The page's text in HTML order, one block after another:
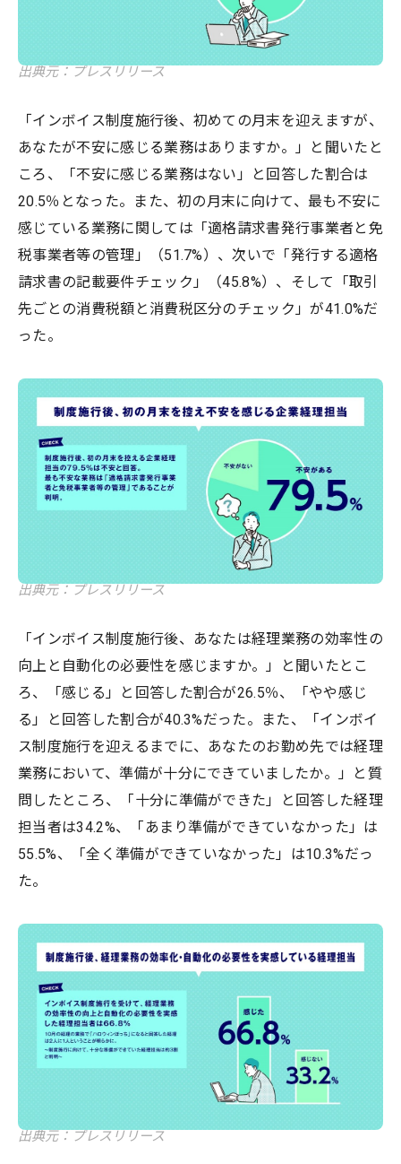
出典元：プレスリリース
「インボイス制度施行後、初めての月末を迎えますが、
あなたが不安に感じる業務はありますか。」と聞いたと
ころ、「不安に感じる業務はない」と回答した割合は
20.5％となった。また、初の月末に向けて、最も不安に
感じている業務に関しては「適格請求書発行事業者と免
税事業者等の管理」（51.7%）、次いで「発行する適格
請求書の記載要件チェック」（45.8%）、そして「取引
先ごとの消費税額と消費税区分のチェック」が41.0%だ
った。
出典元：プレスリリース
「インボイス制度施行後、あなたは経理業務の効率性の
向上と自動化の必要性を感じますか。」と聞いたとこ
ろ、「感じる」と回答した割合が26.5％、「やや感じ
る」と回答した割合が40.3%だった。また、「インボイ
ス制度施行を迎えるまでに、あなたのお勤め先では経理
業務において、準備が十分にできていましたか。」と質
問したところ、「十分に準備ができた」と回答した経理
担当者は34.2%、「あまり準備ができていなかった」は
55.5%、「全く準備ができていなかった」は10.3%だっ
た。
出典元：プレスリリース